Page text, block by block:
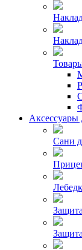
Аксессуары
Сани